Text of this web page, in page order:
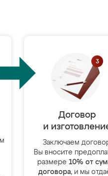
Договор
и
Заключаем
Вы вносите
размере 10% от
договора, и мы